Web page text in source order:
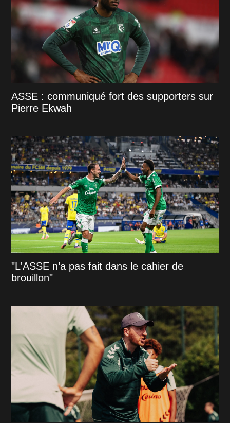
ASSE : communiqué fort des supporters sur
Pierre Ekwah
"L'ASSE n’a pas fait dans le cahier de
brouillon"